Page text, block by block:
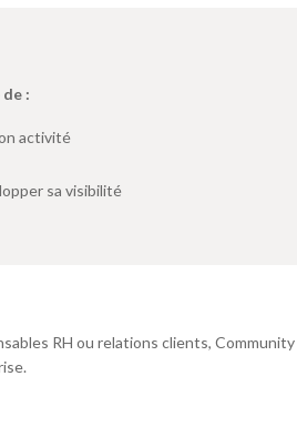
:
activité
sa visibilité
RH ou relations clients,